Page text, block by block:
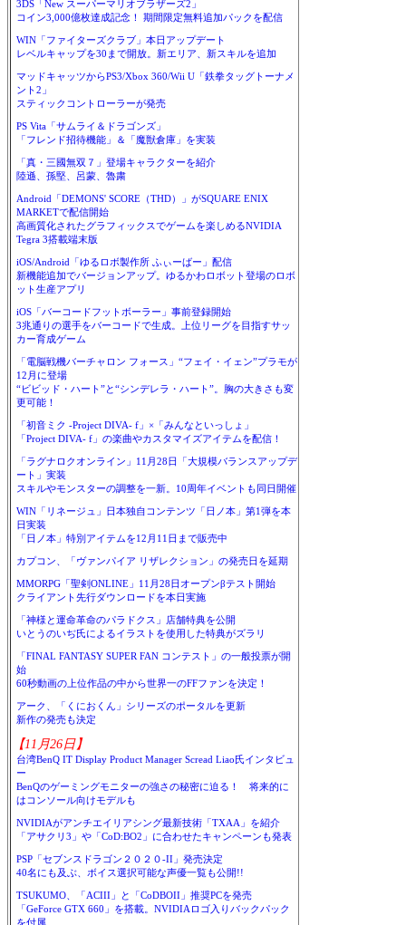
3DS「New スーパーマリオブラザーズ2」
コイン3,000億枚達成記念！ 期間限定無料追加パックを配信
WIN「ファイターズクラブ」本日アップデート
レベルキャップを30まで開放。新エリア、新スキルを追加
マッドキャッツからPS3/Xbox 360/Wii U「鉄拳タッグトーナメ
ント2」
スティックコントローラーが発売
PS Vita「サムライ＆ドラゴンズ」
「フレンド招待機能」＆「魔獣倉庫」を実装
「真・三國無双７」登場キャラクターを紹介
陸遜、孫堅、呂蒙、魯粛
Android「DEMONS' SCORE（THD）」がSQUARE ENIX
MARKETで配信開始
高画質化されたグラフィックスでゲームを楽しめるNVIDIA
Tegra 3搭載端末版
iOS/Android「ゆるロボ製作所 ふぃーばー」配信
新機能追加でバージョンアップ。ゆるかわロボット登場のロボ
ット生産アプリ
iOS「バーコードフットボーラー」事前登録開始
3兆通りの選手をバーコードで生成。上位リーグを目指すサッ
カー育成ゲーム
「電脳戦機バーチャロン フォース」“フェイ・イェン”プラモが
12月に登場
“ビビッド・ハート”と“シンデレラ・ハート”。胸の大きさも変
更可能！
「初音ミク -Project DIVA- f」×「みんなといっしょ」
「Project DIVA- f」の楽曲やカスタマイズアイテムを配信！
「ラグナロクオンライン」11月28日「大規模バランスアップデ
ート」実装
スキルやモンスターの調整を一新。10周年イベントも同日開催
WIN「リネージュ」日本独自コンテンツ「日ノ本」第1弾を本
日実装
「日ノ本」特別アイテムを12月11日まで販売中
カプコン、「ヴァンパイア リザレクション」の発売日を延期
MMORPG「聖剣ONLINE」11月28日オープンβテスト開始
クライアント先行ダウンロードを本日実施
「神様と運命革命のパラドクス」店舗特典を公開
いとうのいぢ氏によるイラストを使用した特典がズラリ
「FINAL FANTASY SUPER FAN コンテスト」の一般投票が開
始
60秒動画の上位作品の中から世界一のFFファンを決定！
アーク、「くにおくん」シリーズのポータルを更新
新作の発売も決定
【11月26日】
台湾BenQ IT Display Product Manager Scread Liao氏インタビュ
ー
BenQのゲーミングモニターの強さの秘密に迫る！ 将来的に
はコンソール向けモデルも
NVIDIAがアンチエイリアシング最新技術「TXAA」を紹介
「アサクリ3」や「CoD:BO2」に合わせたキャンペーンも発表
PSP「セブンスドラゴン２０２０-II」発売決定
40名にも及ぶ、ボイス選択可能な声優一覧も公開!!
TSUKUMO、「ACIII」と「CoDBOII」推奨PCを発売
「GeForce GTX 660」を搭載。NVIDIAロゴ入りバックパック
を付属